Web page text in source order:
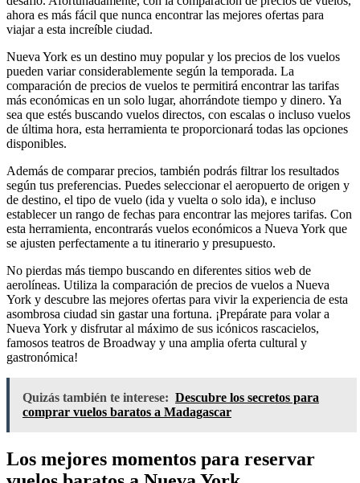
ahora es más fácil que nunca encontrar las mejores ofertas para
viajar a esta increíble ciudad.
Nueva York es un destino muy popular y los precios de los vuelos
pueden variar considerablemente según la temporada. La
comparación de precios de vuelos te permitirá encontrar las tarifas
más económicas en un solo lugar, ahorrándote tiempo y dinero. Ya
sea que estés buscando vuelos directos, con escalas o incluso vuelos
de última hora, esta herramienta te proporcionará todas las opciones
disponibles.
Además de comparar precios, también podrás filtrar los resultados
según tus preferencias. Puedes seleccionar el aeropuerto de origen y
de destino, el tipo de vuelo (ida y vuelta o solo ida), e incluso
establecer un rango de fechas para encontrar las mejores tarifas. Con
esta herramienta, encontrarás vuelos económicos a Nueva York que
se ajusten perfectamente a tu itinerario y presupuesto.
No pierdas más tiempo buscando en diferentes sitios web de
aerolíneas. Utiliza la comparación de precios de vuelos a Nueva
York y descubre las mejores ofertas para vivir la experiencia de esta
asombrosa ciudad sin gastar una fortuna. ¡Prepárate para volar a
Nueva York y disfrutar al máximo de sus icónicos rascacielos,
famosos teatros de Broadway y una amplia oferta cultural y
gastronómica!
Quizás también te interese: Descubre los secretos para
comprar vuelos baratos a Madagascar
Los mejores momentos para reservar